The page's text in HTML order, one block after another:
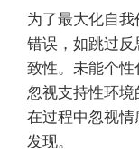
为了最大化自
错误，如跳过
致性。未能个性
忽视支持性环境
在过程中忽视
发现。